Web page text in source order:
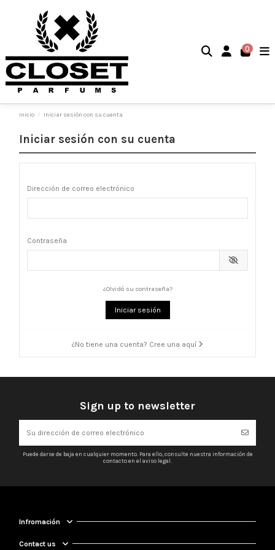
0
Inicio Iniciar sesión con su cuenta
Iniciar sesión con su cuenta
Dirección de correo electrónico
Contraseña
¿Olvidó su contraseña?
Iniciar sesión
¿No tiene una cuenta? Cree una aquí
Sign up to newsletter
Puede darse de baja en cualquier momento. Para ello, consulte nuestra información de
contacto en el aviso legal.
Infromación
Contact us